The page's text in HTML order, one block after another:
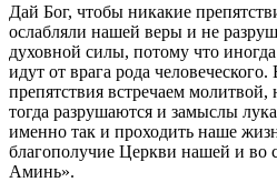
Дай Бог, чтобы никакие
ослабляли нашей веры и не
духовной силы, потому что
идут от врага рода
препятствия встречаем
тогда разрушаются и замыслы
именно так и проходить наше
благополучие Церкви нашей и во
Аминь».